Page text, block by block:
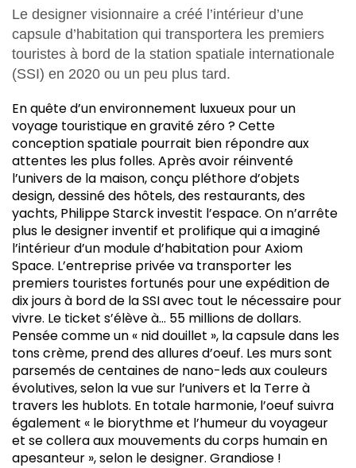
Le designer visionnaire a créé l’intérieur d’une
capsule d’habitation qui transportera les premiers
touristes à bord de la station spatiale internationale
(SSI) en 2020 ou un peu plus tard.
En quête d’un environnement luxueux pour un
voyage touristique en gravité zéro ? Cette
conception spatiale pourrait bien répondre aux
attentes les plus folles. Après avoir réinventé
l’univers de la maison, conçu pléthore d’objets
design, dessiné des hôtels, des restaurants, des
yachts, Philippe Starck investit l’espace. On n’arrête
plus le designer inventif et prolifique qui a imaginé
l’intérieur d’un module d’habitation pour Axiom
Space. L’entreprise privée va transporter les
premiers touristes fortunés pour une expédition de
dix jours à bord de la SSI avec tout le nécessaire pour
vivre. Le ticket s’élève à… 55 millions de dollars.
Pensée comme un « nid douillet », la capsule dans les
tons crème, prend des allures d’oeuf. Les murs sont
parsemés de centaines de nano-leds aux couleurs
évolutives, selon la vue sur l’univers et la Terre à
travers les hublots. En totale harmonie, l’oeuf suivra
également « le biorythme et l’humeur du voyageur
et se collera aux mouvements du corps humain en
apesanteur », selon le designer. Grandiose !